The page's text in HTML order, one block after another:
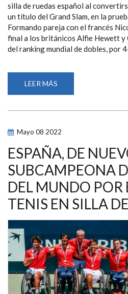
silla de ruedas español al
un título del Grand Slam, en la
Formando pareja con el francés
final a los británicos Alfie Hewett y
del ranking mundial de dobles, por
LEER MÁS
DE
PUENTE
TÍTULO
DOBLES
DEL
US
OPEN
Mayo 08 2022
ESPAÑA, DE
SUBCAMPEONA
DEL MUNDO POR
TENIS EN SILLA